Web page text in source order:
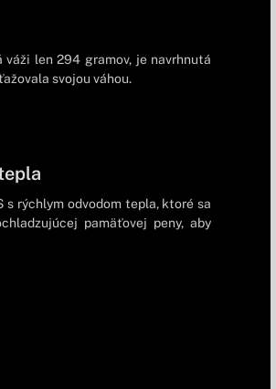
len 294 gramov, je navrhnutá
svojou váhou.
s rýchlym odvodom tepla, ktoré sa
pamäťovej peny, aby